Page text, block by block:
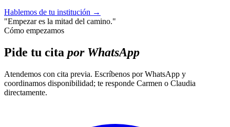
Hablemos de tu institución →
"Empezar es la mitad del camino."
Cómo empezamos
Pide tu cita por WhatsApp
Atendemos con cita previa. Escríbenos por WhatsApp y
coordinamos disponibilidad; te responde Carmen o Claudia
directamente.